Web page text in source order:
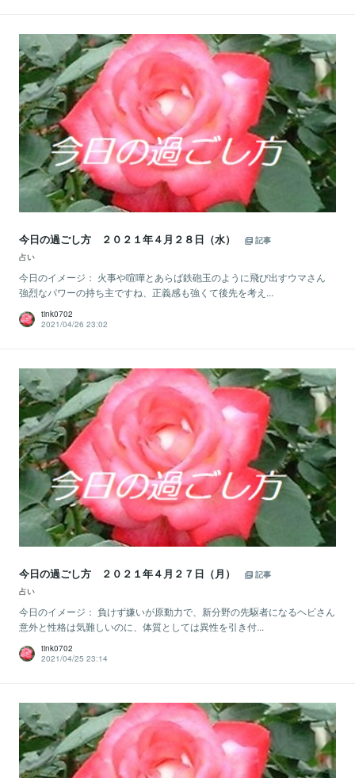
今日の過ごし方 ２０２１年４月２８日（水）
記事
占い
今日のイメージ： 火事や喧嘩とあらば鉄砲玉のように飛び出すウマさん
強烈なパワーの持ち主ですね、正義感も強くて後先を考え...
tink0702
2021/04/26 23:02
今日の過ごし方 ２０２１年４月２７日（月）
記事
占い
今日のイメージ： 負けず嫌いが原動力で、新分野の先駆者になるヘビさん
意外と性格は気難しいのに、体質としては異性を引き付...
tink0702
2021/04/25 23:14